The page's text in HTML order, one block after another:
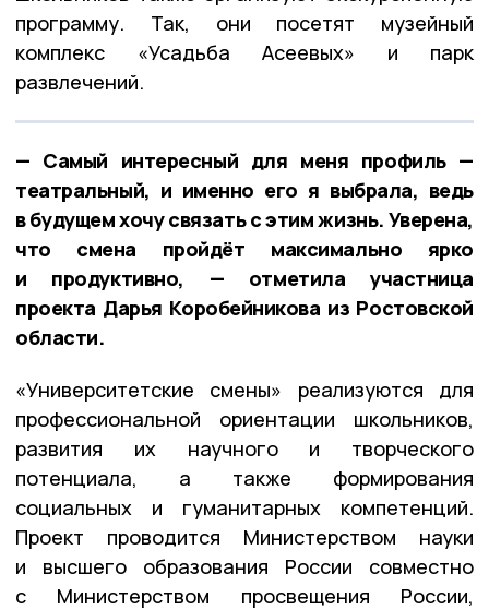
программу. Так, они посетят музейный
комплекс «Усадьба Асеевых» и парк
развлечений.
— Самый интересный для меня профиль —
театральный, и именно его я выбрала, ведь
в будущем хочу связать с этим жизнь. Уверена,
что смена пройдёт максимально ярко
и продуктивно, — отметила участница
проекта Дарья Коробейникова из Ростовской
области.
«Университетские смены» реализуются для
профессиональной ориентации школьников,
развития их научного и творческого
потенциала, а также формирования
социальных и гуманитарных компетенций.
Проект проводится Министерством науки
и высшего образования России совместно
с Министерством просвещения России,